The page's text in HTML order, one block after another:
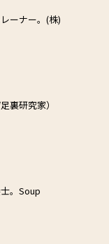
ーナー。(株)
裏研究家）
。Soup